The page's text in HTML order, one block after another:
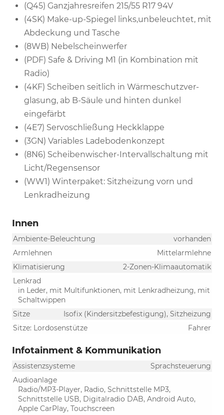
(Q45) Ganzjahresreifen 215/55 R17 94V
(4SK) Make-up-Spiegel links,unbeleuchtet, mit
Abdeckung und Tasche
(8WB) Nebelscheinwerfer
(PDF) Safe & Driving M1 (in Kombination mit
Radio)
(4KF) Scheiben seitlich in Wärmeschutzver-
glasung, ab B-Säule und hinten dunkel
eingefärbt
(4E7) Servoschließung Heckklappe
(3GN) Variables Ladebodenkonzept
(8N6) Scheibenwischer-Intervallschaltung mit
Licht/Regensensor
(WW1) Winterpaket: Sitzheizung vorn und
Lenkradheizung
Innen
Ambiente-Beleuchtung
vorhanden
Armlehnen
Mittelarmlehne
Klimatisierung
2-Zonen-Klimaautomatik
Lenkrad
in Leder, mit Multifunktionen, mit Lenkradheizung, mit
Schaltwippen
Sitze
Isofix (Kindersitzbefestigung), Sitzheizung
Sitze: Lordosenstütze
Fahrer
Infotainment & Kommunikation
Assistenzsysteme
Sprachsteuerung
Audioanlage
Radio/MP3-Player, Radio, Schnittstelle MP3,
Schnittstelle USB, Digitalradio DAB, Android Auto,
Apple CarPlay, Touchscreen